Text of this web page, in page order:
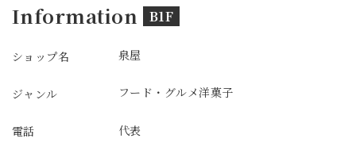
Information B1F
ショップ名 泉屋
ジャンル フード・グルメ洋菓子
電話 代表